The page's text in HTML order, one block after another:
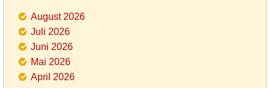
August 2026
Juli 2026
Juni 2026
Mai 2026
April 2026